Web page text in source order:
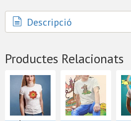
Descripció
Productes Relacionats